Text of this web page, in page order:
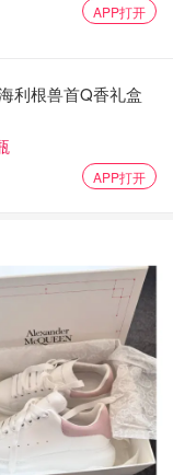
APP打开
利根兽首Q香礼盒
APP打开